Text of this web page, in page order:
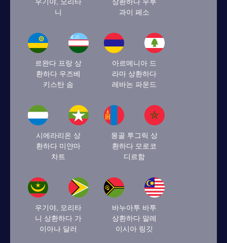
니
과이 페소
르완다 프랑 상
환하다 우즈베
키스탄 솜
아르메니아 드
라마 상환하다
레바논 파운드
시에라리온 상
환하다 미얀마
차트
몽골 투그릭 상
환하다 모로코
디르함
우기야, 모리타
니 상환하다 가
이아나 달러
바누아투 바투
상환하다 말레
이시아 링깃